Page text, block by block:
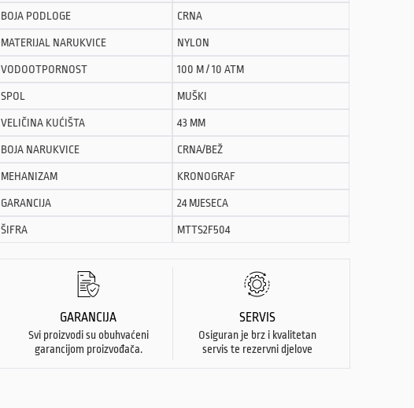
BOJA PODLOGE CRNA
MATERIJAL NARUKVICE NYLON
VODOOTPORNOST 100 M / 10 ATM
SPOL MUŠKI
VELIČINA KUĆIŠTA 43 MM
BOJA NARUKVICE CRNA/BEŽ
MEHANIZAM KRONOGRAF
GARANCIJA 24 MJESECA
ŠIFRA MTTS2F504
GARANCIJA
Svi proizvodi su obuhvaćeni
garancijom proizvođača.
SERVIS
Osiguran je brz i kvalitetan
servis te rezervni djelove